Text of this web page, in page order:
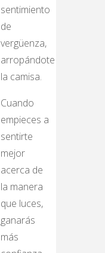
sentimiento
de
vergüenza,
arropándote
la camisa.
Cuando
empieces a
sentirte
mejor
acerca de
la manera
que luces,
ganarás
más